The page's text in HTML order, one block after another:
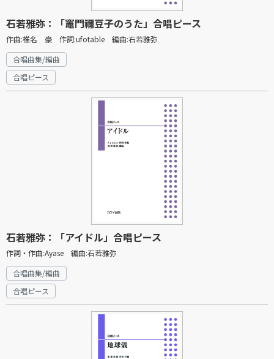
石若雅弥：「竈門禰豆子のうた」合唱ピース
作曲:椎名 豪 作詞:ufotable 編曲:石若雅弥
合唱曲集/編曲
合唱ピース
石若雅弥：「アイドル」合唱ピース
作詞・作曲:Ayase 編曲:石若雅弥
合唱曲集/編曲
合唱ピース